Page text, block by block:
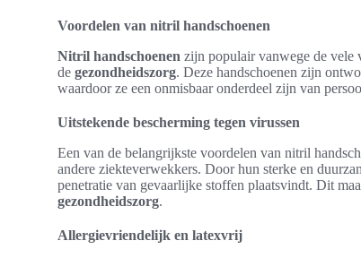
Voordelen van nitril handschoenen
Nitril handschoenen zijn populair vanwege de vele
de gezondheidszorg. Deze handschoenen zijn
waardoor ze een onmisbaar onderdeel zijn van
Uitstekende bescherming tegen virussen
Een van de belangrijkste voordelen van nitril
andere ziekteverwekkers. Door hun sterke en
penetratie van gevaarlijke stoffen plaatsvindt. Dit
gezondheidszorg.
Allergievriendelijk en latexvrij